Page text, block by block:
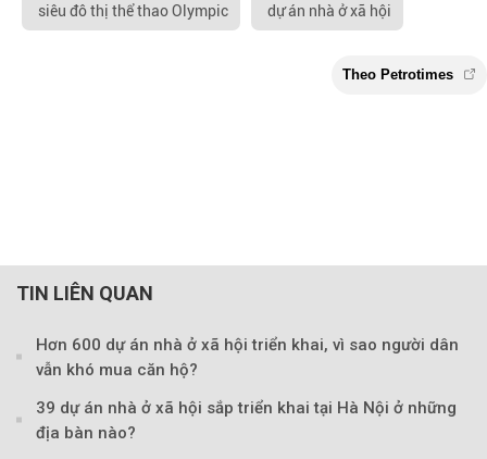
siêu đô thị thể thao Olympic dự án nhà ở xã hội
TIN LIÊN QUAN
Hơn 600 dự án nhà ở xã hội triển khai, vì sao người dân
vẫn khó mua căn hộ?
39 dự án nhà ở xã hội sắp triển khai tại Hà Nội ở những
địa bàn nào?